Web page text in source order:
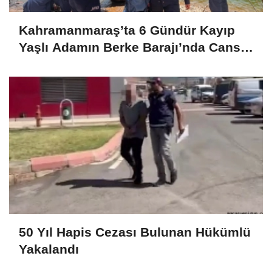
Kahramanmaraş’ta 6 Gündür Kayıp
Yaşlı Adamın Berke Barajı’nda Cansız
50 Yıl Hapis Cezası Bulunan Hükümlü
Yakalandı